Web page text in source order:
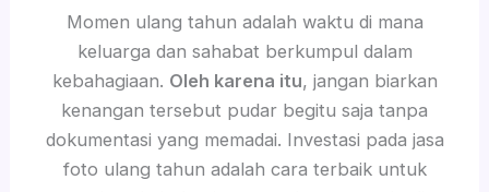
Momen ulang tahun adalah waktu di mana
keluarga dan sahabat berkumpul dalam
kebahagiaan. Oleh karena itu, jangan biarkan
kenangan tersebut pudar begitu saja tanpa
dokumentasi yang memadai. Investasi pada jasa
foto ulang tahun adalah cara terbaik untuk